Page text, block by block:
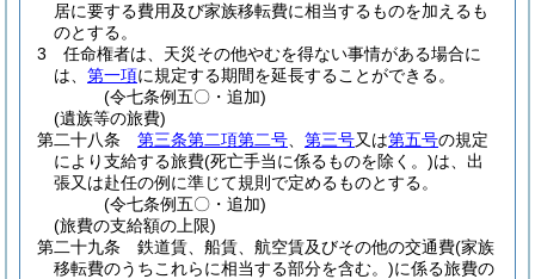
居に要する費用及び家族移転費に相当するものを加えるも
のとする。
3
任命権者は、天災その他やむを得ない事情がある場合に
は、 第一項に規定する期間を延長することができる。
(令七条例五〇・追加)
(遺族等の旅費)
第二十八条
第三条第二項第二号 第三号又は第五号の規定
により支給する旅費(死亡手当に係るものを除く。)は、出
張又は赴任の例に準じて規則で定めるものとする。
(令七条例五〇・追加)
(旅費の支給額の上限)
第二十九条
鉄道賃、船賃、航空賃及びその他の交通費(家族
移転費のうちこれらに相当する部分を含む。)に係る旅費の